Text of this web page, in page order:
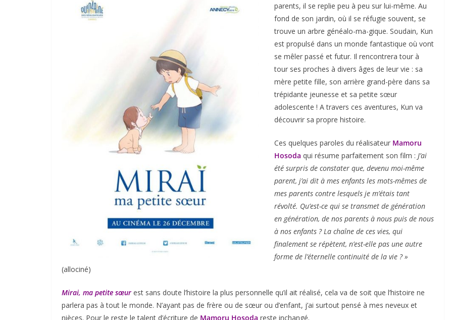
parents, il se replie peu à peu sur lui-même. Au
fond de son jardin, où il se réfugie souvent, se
trouve un arbre généalo-ma-gique. Soudain, Kun
est propulsé dans un monde fantastique où vont
se mêler passé et futur. Il rencontrera tour à
tour ses proches à divers âges de leur vie : sa
mère petite fille, son arrière grand-père dans sa
trépidante jeunesse et sa petite sœur
adolescente ! A travers ces aventures, Kun va
découvrir sa propre histoire.
Ces quelques paroles du réalisateur Mamoru
Hosoda qui résume parfaitement son film : J’ai
été surpris de constater que, devenu moi-même
parent, j’ai dit à mes enfants les mots-mêmes de
mes parents contre lesquels je m’étais tant
révolté. Qu’est-ce qui se transmet de génération
en génération, de nos parents à nous puis de nous
à nos enfants ? La chaîne de ces vies, qui
finalement se répètent, n’est-elle pas une autre
forme de l’éternelle continuité de la vie ? »
(allociné)
Mirai, ma petite sœur est sans doute l’histoire la plus personnelle qu’il ait réalisé, cela va de soit que l’histoire ne
parlera pas à tout le monde. N’ayant pas de frère ou de sœur ou d’enfant, j’ai surtout pensé à mes neveux et
nièces. Pour le reste le talent d’écriture de Mamoru Hosoda reste inchangé.